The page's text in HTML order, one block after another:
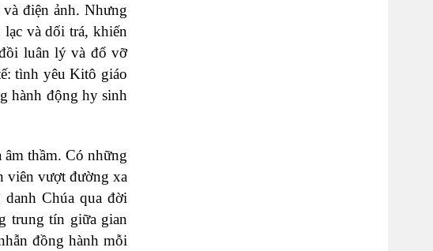
điện ảnh. Nhưng
và dối trá, khiến
luân lý và đổ vỡ
tình yêu Kitô giáo
hành động hy sinh
thầm. Có những
viên vượt đường xa
Chúa qua đời
trung tín giữa gian
đồng hành mỗi